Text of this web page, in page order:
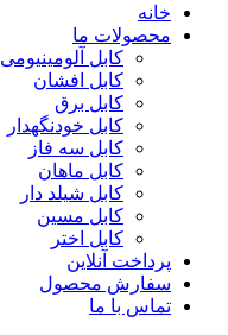
خانه
محصولات ما
کابل آلومینیومی
کابل افشان
کابل برق
کابل خودنگهدار
کابل سه فاز
کابل ماهان
کابل شیلد دار
کابل مسین
کابل اختر
پرداخت آنلاین
سفارش محصول
تماس با ما